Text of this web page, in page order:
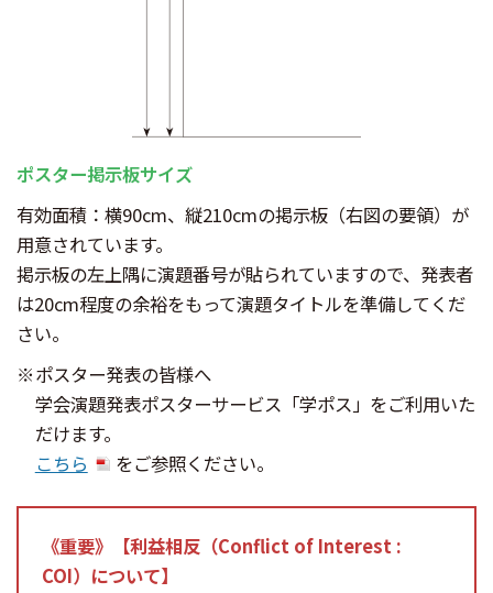
ポスター掲示板サイズ
有効面積：横90cm、縦210cmの掲示板（右図の要領）が
用意されています。
掲示板の左上隅に演題番号が貼られていますので、発表者
は20cm程度の余裕をもって演題タイトルを準備してくだ
さい。
ポスター発表の皆様へ
学会演題発表ポスターサービス「学ポス」をご利用いた
だけます。
こちら
をご参照ください。
《重要》【利益相反（Conflict of Interest :
COI）について】